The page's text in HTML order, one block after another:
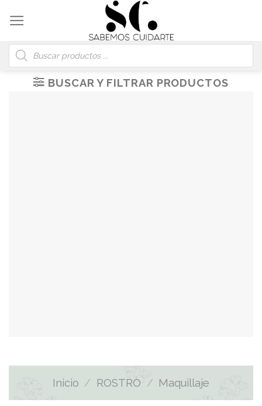
content
Búsqueda
de
productos
BUSCAR Y FILTRAR PRODUCTOS
Inicio / ROSTRO / Maquillaje